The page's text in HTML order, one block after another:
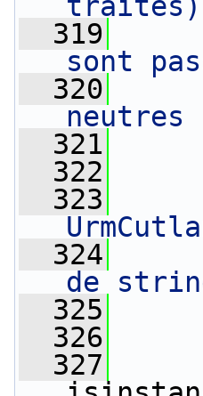
  319
sont
  320
  321
  322
  323
  324
de
  325
  326
  327